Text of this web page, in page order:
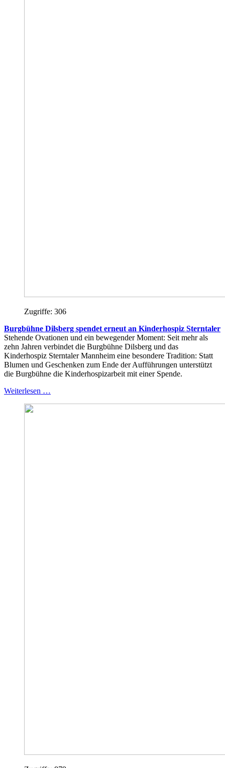
Zugriffe: 306
Burgbühne Dilsberg spendet erneut an Kinderhospiz Sterntaler
Stehende Ovationen und ein bewegender Moment: Seit mehr als
zehn Jahren verbindet die Burgbühne Dilsberg und das
Kinderhospiz Sterntaler Mannheim eine besondere Tradition: Statt
Blumen und Geschenken zum Ende der Aufführungen unterstützt
die Burgbühne die Kinderhospizarbeit mit einer Spende.
Weiterlesen …